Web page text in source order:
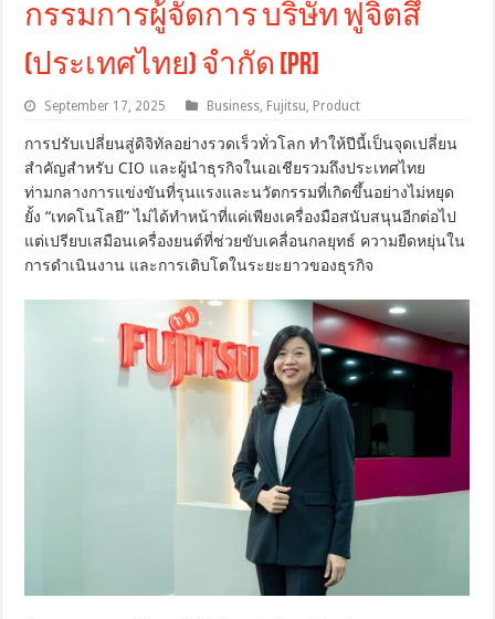
กรรมการผู้จัดการ บริษัท ฟูจิตสึ
(ประเทศไทย) จำกัด [PR]
September 17, 2025 Business Fujitsu Product
การปรับเปลี่ยนสู่ดิจิทัลอย่างรวดเร็วทั่วโลก ทำให้ปีนี้เป็นจุดเปลี่ยน
สำคัญสำหรับ CIO และผู้นำธุรกิจในเอเชียรวมถึงประเทศไทย
ท่ามกลางการแข่งขันที่รุนแรงและนวัตกรรมที่เกิดขึ้นอย่างไม่หยุด
ยั้ง “เทคโนโลยี” ไม่ได้ทำหน้าที่แค่เพียงเครื่องมือสนับสนุนอีกต่อไป
แต่เปรียบเสมือนเครื่องยนต์ที่ช่วยขับเคลื่อนกลยุทธ์ ความยืดหยุ่นใน
การดำเนินงาน และการเติบโตในระยะยาวของธุรกิจ